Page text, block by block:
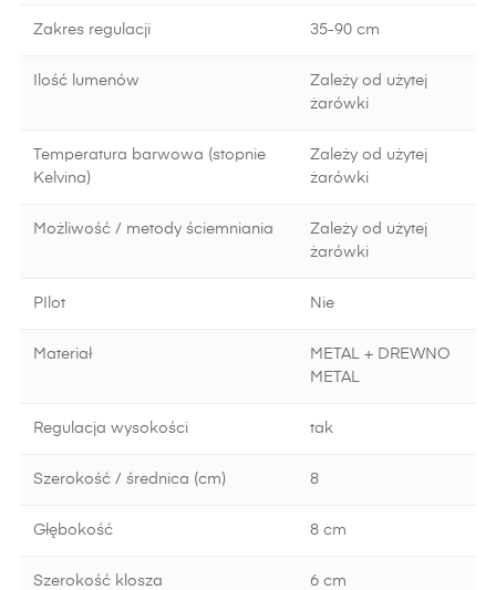
Zakres regulacji 35-90 cm
Ilość lumenów
Zależy od użytej
żarówki
Temperatura barwowa (stopnie
Kelvina)
Zależy od użytej
żarówki
Możliwość / metody ściemniania
Zależy od użytej
żarówki
PIlot Nie
Materiał
METAL + DREWNO
METAL
Regulacja wysokości tak
Szerokość / średnica (cm) 8
Głębokość 8 cm
Szerokość klosza 6 cm